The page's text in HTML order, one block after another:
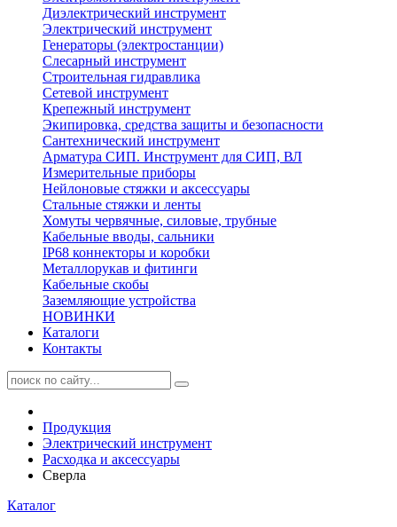
Диэлектрический инструмент
Электрический инструмент
Генераторы (электростанции)
Слесарный инструмент
Строительная гидравлика
Сетевой инструмент
Крепежный инструмент
Экипировка, средства защиты и безопасности
Сантехнический инструмент
Арматура СИП. Инструмент для СИП, ВЛ
Измерительные приборы
Нейлоновые стяжки и аксессуары
Стальные стяжки и ленты
Хомуты червячные, силовые, трубные
Кабельные вводы, сальники
IP68 коннекторы и коробки
Металлорукав и фитинги
Кабельные скобы
Заземляющие устройства
НОВИНКИ
Каталоги
Контакты
Продукция
Электрический инструмент
Расходка и аксессуары
Сверла
Каталог